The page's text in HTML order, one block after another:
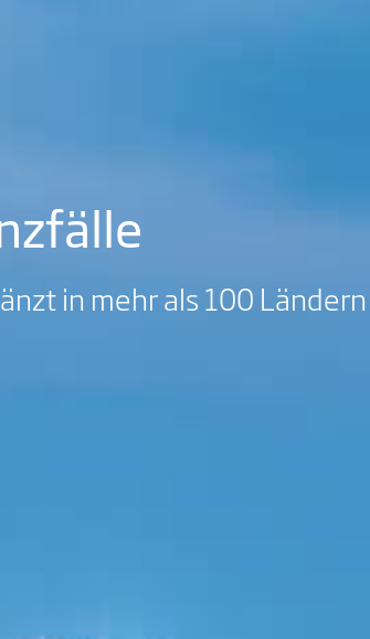
in mehr als 100